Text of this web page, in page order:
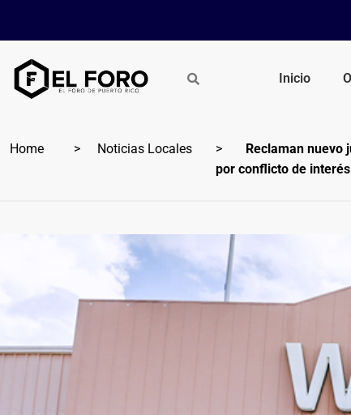
Inicio
Home Noticias Locales
Reclaman nuevo
por conflicto de